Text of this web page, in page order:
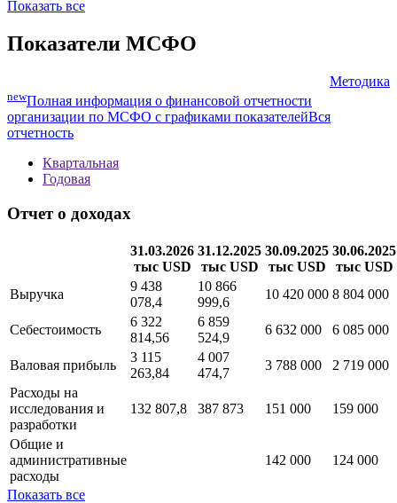
Показать все
Показатели МСФО
Методика
newПолная информация о финансовой отчетности
организации по МСФО с графиками показателейВся
отчетность
Квартальная
Годовая
Отчет о доходах
31.03.2026
тыс USD
31.12.2025
тыс USD
30.09.2025
тыс USD
30.06.2025
тыс USD
Выручка
9 438
078,4
10 866
999,6
10 420 000 8 804 000
Себестоимость
6 322
814,56
6 859
524,9
6 632 000 6 085 000
Валовая прибыль
3 115
263,84
4 007
474,7
3 788 000
2 719 000
Расходы на
исследования и
разработки
132 807,8 387 873 151 000 159 000
Общие и
административные
расходы
142 000 124 000
Показать все